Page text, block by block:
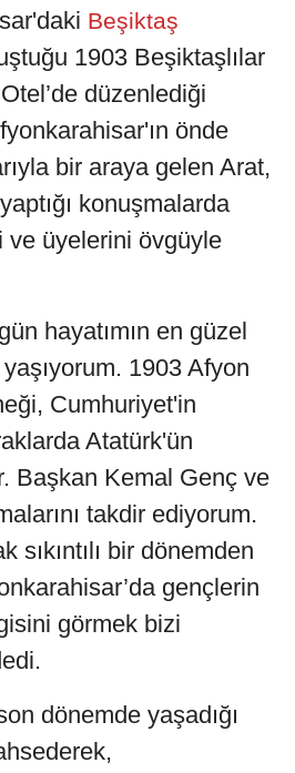
Beşiktaş
1903 Beşiktaşlılar
düzenlediği
önde
bir araya gelen Arat,
konuşmalarda
ve üyelerini övgüyle
hayatımın en güzel
1903 Afyon
Cumhuriyet'in
Atatürk'ün
Başkan Kemal Genç ve
takdir ediyorum.
sıkıntılı bir dönemden
gençlerin
görmek bizi
dönemde yaşadığı